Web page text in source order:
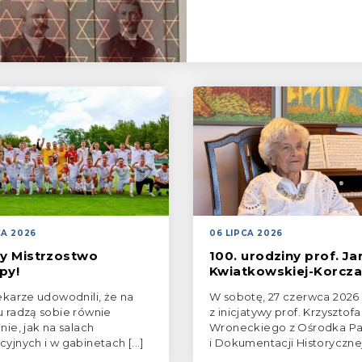
2026
Mistrzostwo
udowodnili, że na
radzą sobie równie
jak na salach
i w gabinetach [...]
06 LIPCA 2026
100. urodziny prof.
Kwiatkowskiej-
W sobotę, 27 czerwca
z inicjatywy prof. Krzysztofa
Wroneckiego z Ośrodka
i Dokumentacji